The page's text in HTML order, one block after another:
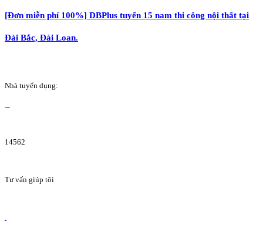
[Đơn miễn phí 100%] DBPlus tuyển 15 nam thi công nội thất tại
Đài Bắc, Đài Loan.
Nhà tuyển dụng:
14562
Tư vấn giúp tôi